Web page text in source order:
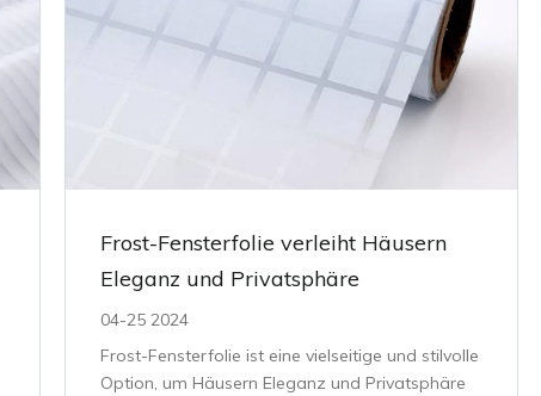
Frost-Fensterfolie verleiht Häusern
Eleganz und Privatsphäre
04-25 2024
Frost-Fensterfolie ist eine vielseitige und stilvolle
Option, um Häusern Eleganz und Privatsphäre